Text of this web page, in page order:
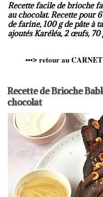
Recette facile de brioche
au chocolat. Recette pour
de farine, 100 g de pâte à
ajoutés Karéléa, 2 œufs, 70
•••> retour au
Recette de Brioche
chocolat